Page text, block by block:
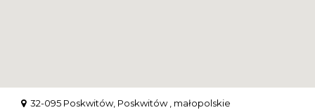
32-095 Poskwitów, Poskwitów , małopolskie